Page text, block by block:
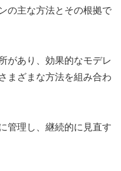
の主な方法とその根拠で
があり、効果的なモデレ
まざまな方法を組み合わ
管理し、継続的に見直す